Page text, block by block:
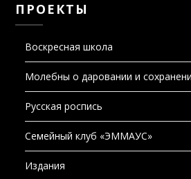
ПРОЕКТЫ
Воскресная школа
Молебны о даровании и
Русская роспись
Семейный клуб «ЭММАУС»
Издания